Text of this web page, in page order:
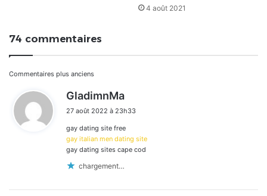
4 août 2021
74 commentaires
Navigation
dans
les
commentaires
Commentaires plus anciens
GladimnMa
t
:
27 août 2022 à 23h33
gay dating site free
gay italian men dating site
gay dating sites cape cod
chargement…